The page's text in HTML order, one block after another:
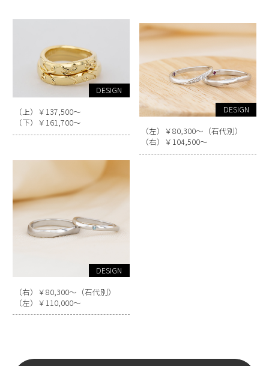
DESIGN
（上）￥137,500～
（下）￥161,700～
DESIGN
（左）￥80,300～（石代別）
（右）￥104,500～
DESIGN
（右）￥80,300～（石代別）
（左）￥110,000～